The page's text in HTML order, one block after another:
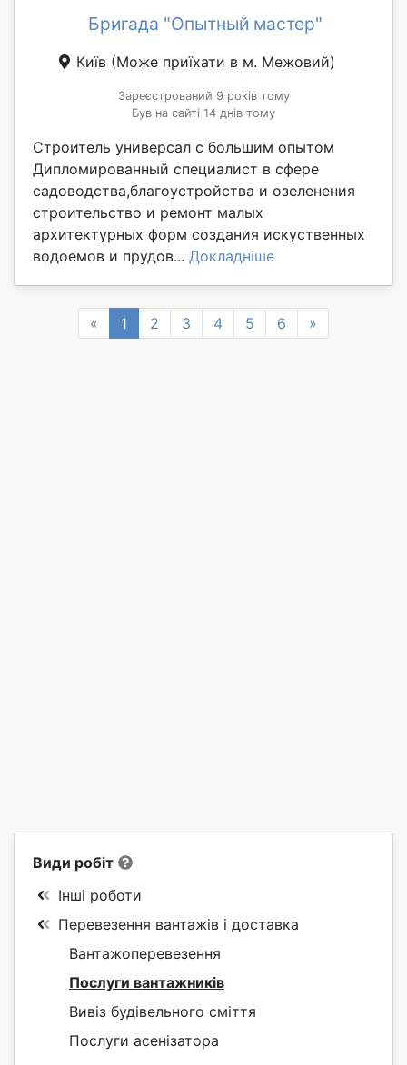
Бригада "Опытный мастер"
Київ (Може приїхати в м. Межовий)
Зареєстрований 9 років тому
Був на сайті 14 днів тому
Строитель универсал с большим опытом
Дипломированный специалист в сфере
садоводства,благоустройства и озеленения
строительство и ремонт малых
архитектурных форм создания искуственных
водоемов и прудов... Докладніше
« Previous
1 2 3 4 5 6 »
Види робіт
Інші роботи
Перевезення вантажів і доставка
Вантажоперевезення
Послуги вантажників
Вивіз будівельного сміття
Послуги асенізатора